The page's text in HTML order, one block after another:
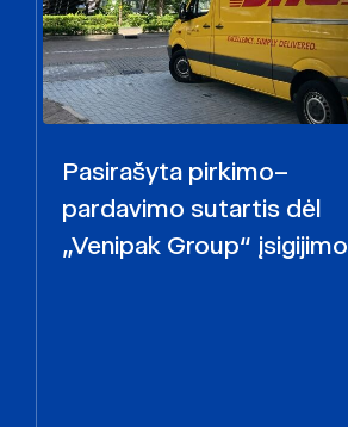
Pasirašyta pirkimo–
pardavimo sutartis dėl
„Venipak Group“ įsigijimo